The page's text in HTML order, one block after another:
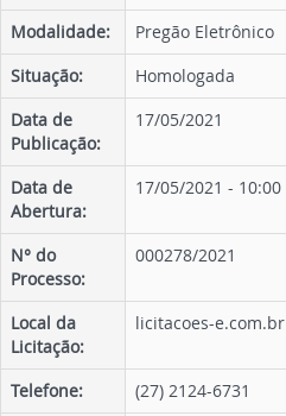
Modalidade:
Pregão Eletrônico
Situação:
Homologada
Data de
Publicação:
17/05/2021
Data de
Abertura:
17/05/2021 - 10:00
N° do
Processo:
000278/2021
Local da
Licitação:
licitacoes-e.com.br
Telefone:
(27) 2124-6731